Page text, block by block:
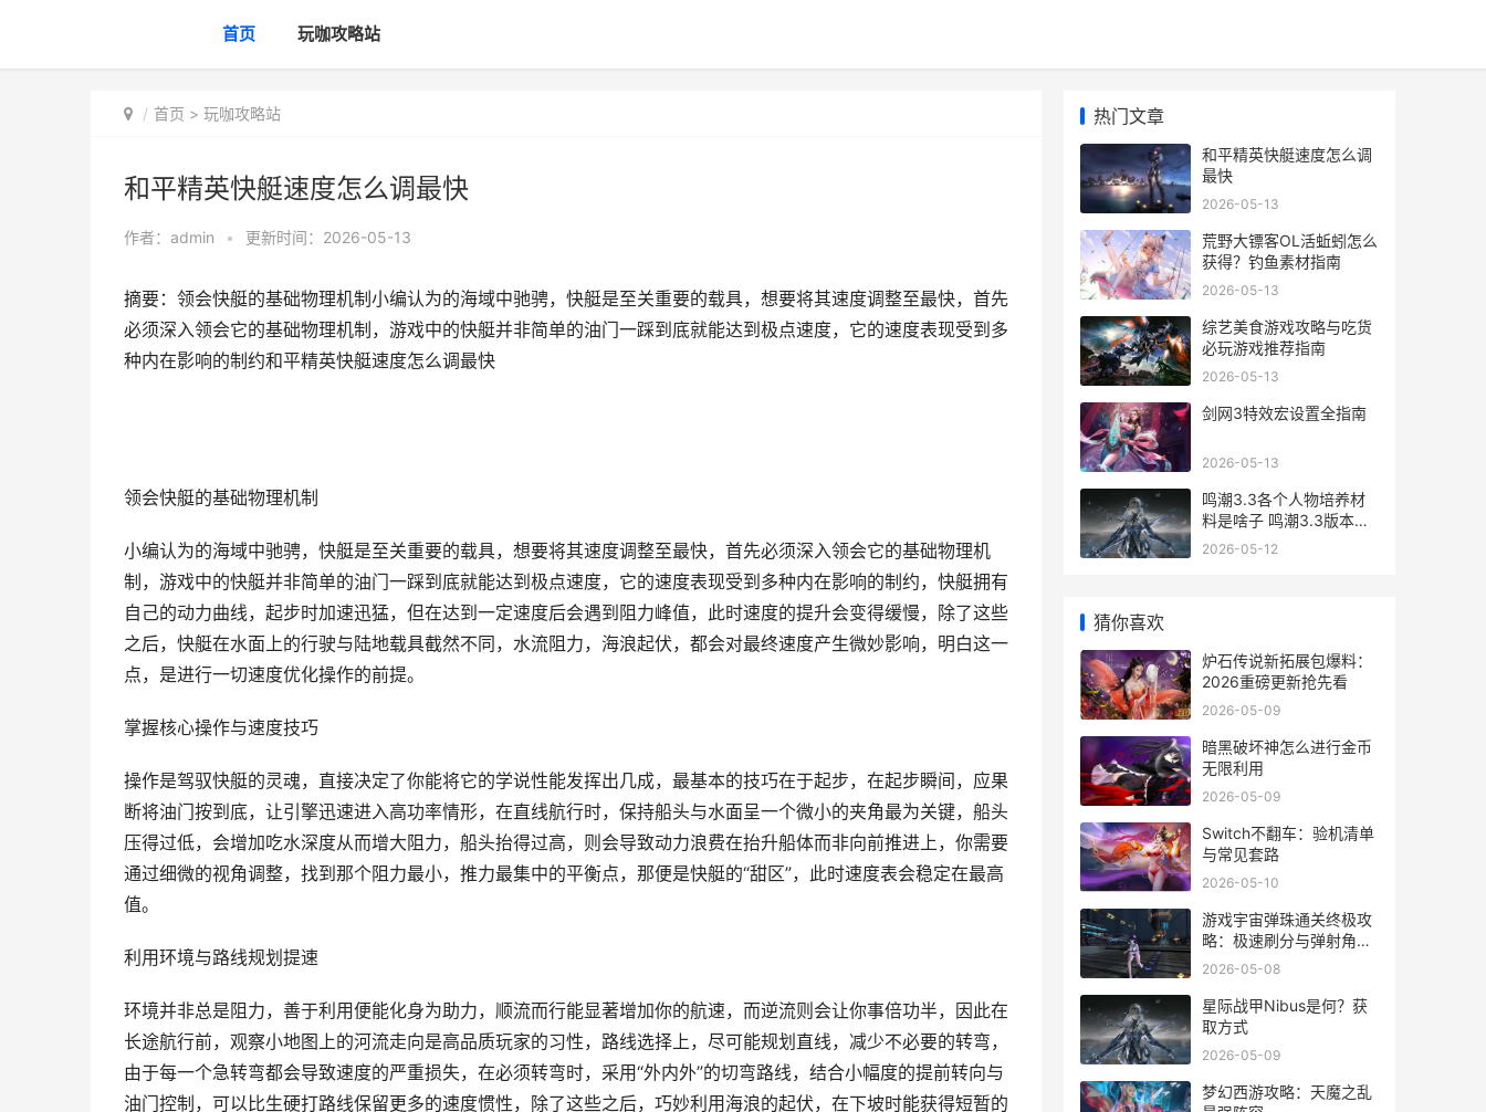
首页 玩咖攻略站
首页 > 玩咖攻略站
和平精英快艇速度怎么调最快
作者： admin • 更新时间：2026-05-13
摘要：领会快艇的基础物理机制小编认为的海域中驰骋，快艇是至关重要的载具，想要将其速度调整至最快，首先
必须深入领会它的基础物理机制，游戏中的快艇并非简单的油门一踩到底就能达到极点速度，它的速度表现受到多
种内在影响的制约和平精英快艇速度怎么调最快
领会快艇的基础物理机制
小编认为的海域中驰骋，快艇是至关重要的载具，想要将其速度调整至最快，首先必须深入领会它的基础物理机
制，游戏中的快艇并非简单的油门一踩到底就能达到极点速度，它的速度表现受到多种内在影响的制约，快艇拥有
自己的动力曲线，起步时加速迅猛，但在达到一定速度后会遇到阻力峰值，此时速度的提升会变得缓慢，除了这些
之后，快艇在水面上的行驶与陆地载具截然不同，水流阻力，海浪起伏，都会对最终速度产生微妙影响，明白这一
点，是进行一切速度优化操作的前提。
掌握核心操作与速度技巧
操作是驾驭快艇的灵魂，直接决定了你能将它的学说性能发挥出几成，最基本的技巧在于起步，在起步瞬间，应果
断将油门按到底，让引擎迅速进入高功率情形，在直线航行时，保持船头与水面呈一个微小的夹角最为关键，船头
压得过低，会增加吃水深度从而增大阻力，船头抬得过高，则会导致动力浪费在抬升船体而非向前推进上，你需要
通过细微的视角调整，找到那个阻力最小，推力最集中的平衡点，那便是快艇的“甜区”，此时速度表会稳定在最高
值。
利用环境与路线规划提速
环境并非总是阻力，善于利用便能化身为助力，顺流而行能显著增加你的航速，而逆流则会让你事倍功半，因此在
长途航行前，观察小地图上的河流走向是高品质玩家的习性，路线选择上，尽可能规划直线，减少不必要的转弯，
由于每一个急转弯都会导致速度的严重损失，在必须转弯时，采用“外内外”的切弯路线，结合小幅度的提前转向与
油门控制，可以比生硬打路线保留更多的速度惯性，除了这些之后，巧妙利用海浪的起伏，在下坡时能获得短暂的
热门文章
和平精英快艇速度怎么调
最快
2026-05-13
荒野大镖客OL活蚯蚓怎么
获得？钓鱼素材指南
2026-05-13
综艺美食游戏攻略与吃货
必玩游戏推荐指南
2026-05-13
剑网3特效宏设置全指南
2026-05-13
鸣潮3.3各个人物培养材
料是啥子 鸣潮3.3版本全
人物材料合集 潮鸣汐奏
2026-05-12
猜你喜欢
炉石传说新拓展包爆料：
2026重磅更新抢先看
2026-05-09
暗黑破坏神怎么进行金币
无限利用
2026-05-09
Switch不翻车：验机清单
与常见套路
2026-05-10
游戏宇宙弹珠通关终极攻
略：极速刷分与弹射角度
解析
2026-05-08
星际战甲Nibus是何？获
取方式
2026-05-09
梦幻西游攻略：天魔之乱